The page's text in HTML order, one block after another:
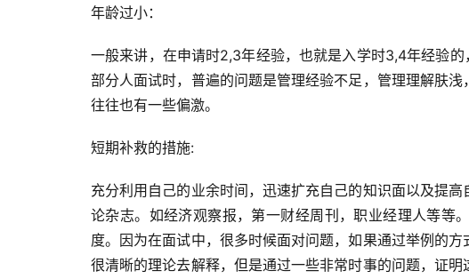
年龄过小：
一般来讲，在申请时2,3年经验，也就是入学时3,4年经验
部分人面试时，普遍的问题是管理经验不足，管理理解肤
往往也有一些偏激。
短期补救的措施:
充分利用自己的业余时间，迅速扩充自己的知识面以及提
论杂志。如经济观察报，第一财经周刊，职业经理人等等
度。因为在面试中，很多时候面对问题，如果通过举例的
很清晰的理论去解释，但是通过一些非常时事的问题，证